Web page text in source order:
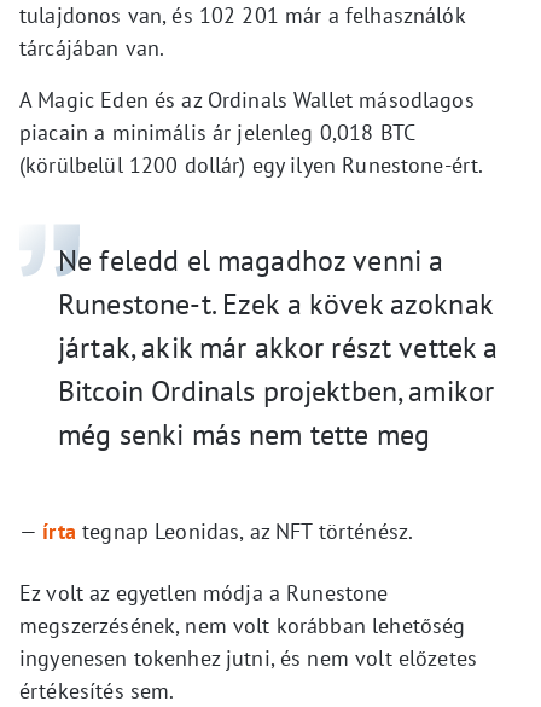
tulajdonos van, és 102 201 már a felhasználók
tárcájában van.
A Magic Eden és az Ordinals Wallet másodlagos
piacain a minimális ár jelenleg 0,018 BTC
(körülbelül 1200 dollár) egy ilyen Runestone-ért.
Ne feledd el magadhoz venni a
Runestone-t. Ezek a kövek azoknak
jártak, akik már akkor részt vettek a
Bitcoin Ordinals projektben, amikor
még senki más nem tette meg
— írta tegnap Leonidas, az NFT történész.
Ez volt az egyetlen módja a Runestone
megszerzésének, nem volt korábban lehetőség
ingyenesen tokenhez jutni, és nem volt előzetes
értékesítés sem.